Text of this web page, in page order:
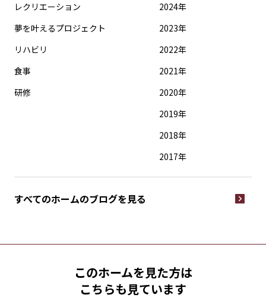
レクリエーション
夢を叶えるプロジェクト
リハビリ
食事
研修
2024年
2023年
2022年
2021年
2020年
2019年
2018年
2017年
すべてのホームのブログを見る
このホームを見た方は
こちらも見ています